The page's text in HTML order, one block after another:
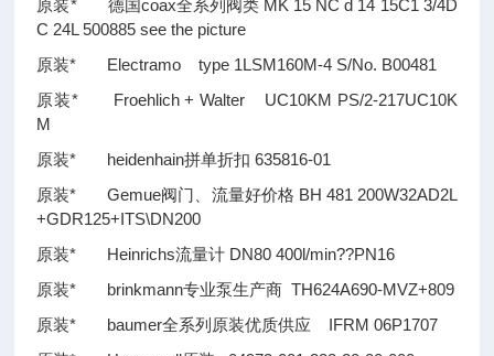
原装* 德国coax全系列阀类 MK 15 NC d 14 15C1 3/4D
C 24L 500885 see the picture
原装* Electramo type 1LSM160M-4 S/No. B00481
原装* Froehlich + Walter UC10KM PS/2-217UC10K
M
原装* heidenhain拼单折扣 635816-01
原装* Gemue阀门、流量好价格 BH 481 200W32AD2L
+GDR125+ITS\DN200
原装* Heinrichs流量计 DN80 400l/min??PN16
原装* brinkmann专业泵生产商 TH624A690-MVZ+809
原装* baumer全系列原装优质供应 IFRM 06P1707